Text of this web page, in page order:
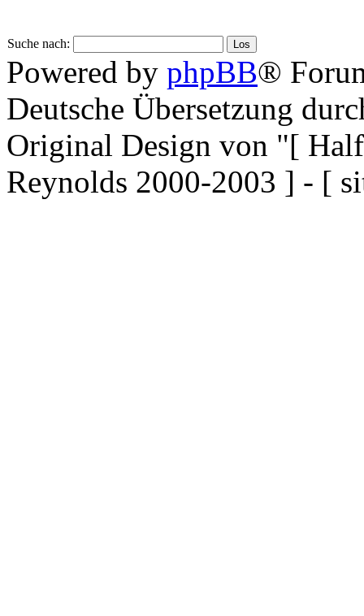
Suche nach:
Powered by phpBB®
Deutsche Übersetzung
Original Design von "[
Reynolds 2000-2003 ] - [